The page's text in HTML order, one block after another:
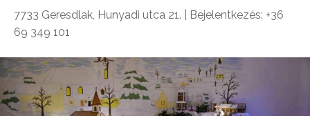
7733 Geresdlak, Hunyadi utca 21. | Bejelentkezés: +36
69 349 101